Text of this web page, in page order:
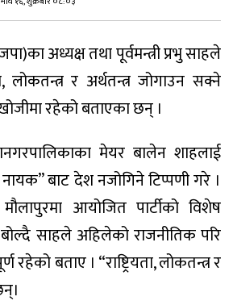
अध्यक्ष तथा पूर्वमन्त्री प्रभु साहले
लोकतन्त्र र अर्थतन्त्र जोगाउन सक्ने
रहेको बताएका छन् ।
मेयर बालेन शाहलाई
बाट देश नजोगिने टिप्पणी गरे ।
आयोजित पार्टीको विशेष
बोल्दै साहले अहिलेको राजनीतिक परि
रहेको बताए । “राष्ट्रियता, लोकतन्त्र र